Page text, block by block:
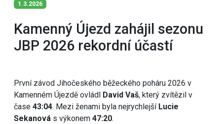
1.3.2026
Kamenný Újezd zahájil sezonu
JBP 2026 rekordní účastí
První závod Jihočeského běžeckého poháru 2026 v
Kamenném Újezdě ovládl
David Vaš, který zvítězil v
čase 43:04. Mezi ženami byla nejrychlejší Lucie
Sekanová s výkonem 47:20.